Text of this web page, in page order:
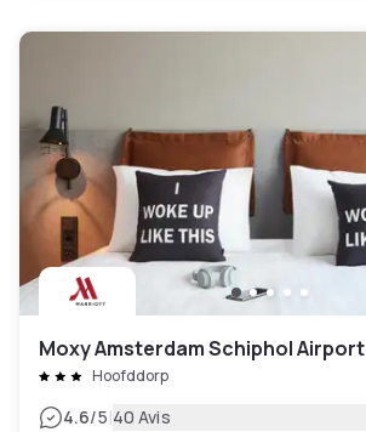
Moxy Amsterdam Schiphol Airport
Hoofddorp
4.6/5|40 Avis